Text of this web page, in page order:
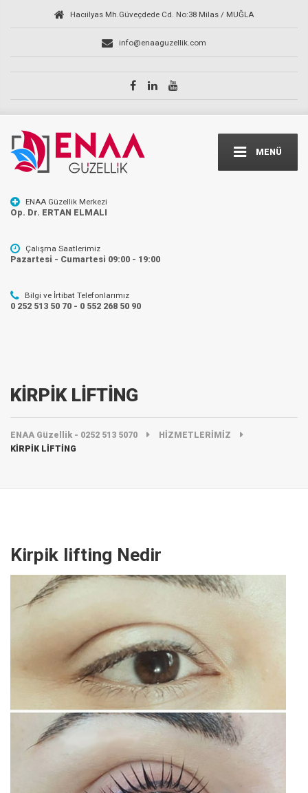
Hacıilyas Mh.Güveçdede Cd. No:38 Milas / MUĞLA
info@enaaguzellik.com
MENÜ
ENAA Güzellik Merkezi
Op. Dr. ERTAN ELMALI
Çalışma Saatlerimiz
Pazartesi - Cumartesi 09:00 - 19:00
Bilgi ve İrtibat Telefonlarımız
0 252 513 50 70 - 0 552 268 50 90
KİRPİK LİFTİNG
ENAA Güzellik - 0252 513 5070
HİZMETLERİMİZ
KİRPİK LİFTİNG
Kirpik lifting Nedir